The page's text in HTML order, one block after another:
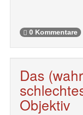
0 Kommentare
Das
Objektiv